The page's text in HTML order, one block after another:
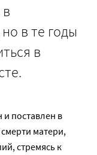
в те годы
в
поставлен в
матери,
стремясь к